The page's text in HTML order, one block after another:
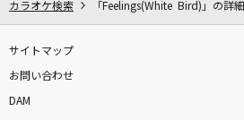
カラオケ検索 「Feelings(White Bird)」の詳細
サイトマップ
お問い合わせ
DAM